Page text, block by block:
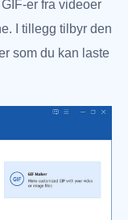
er fra videoer
I tillegg tilbyr den
som du kan laste